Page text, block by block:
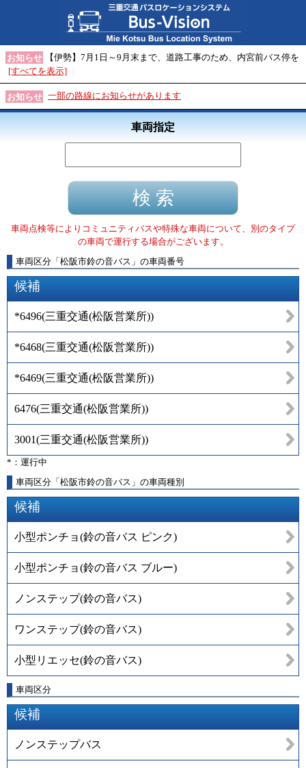
お知らせ
【伊勢】7月1日～9月末まで、道路工事のため、内宮前バス停を
[すべてを表示]
お知らせ 一部の路線にお知らせがあります
車両指定
車両点検等によりコミュニティバスや特殊な車両について、別のタイプ
の車両で運行する場合がございます。
車両区分 「 松阪市鈴の音バス 」 の車両番号
候補
*6496(三重交通(松阪営業所))
*6468(三重交通(松阪営業所))
*6469(三重交通(松阪営業所))
6476(三重交通(松阪営業所))
3001(三重交通(松阪営業所))
*：運行中
車両区分「松阪市鈴の音バス」の車両種別
候補
小型ポンチョ(鈴の音バス ピンク)
小型ポンチョ(鈴の音バス ブルー)
ノンステップ(鈴の音バス)
ワンステップ(鈴の音バス)
小型リエッセ(鈴の音バス)
車両区分
候補
ノンステップバス